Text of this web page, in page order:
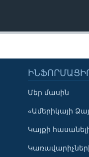
Learning English
ՀԵՏԵՒԵՔ ՄԵԶ
Մեր մասին
«Ամերիկայի
Կայքի